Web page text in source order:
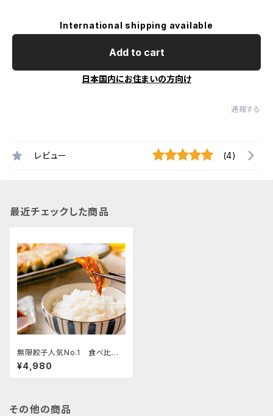
International shipping available
Add to cart
日本国内にお住まいの方向け
通報する
レビュー (4)
最近チェックした商品
無限餃子人気No.1 食べ比べ4
種セット！
¥4,980
その他の商品